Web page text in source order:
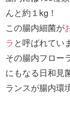
んと約１kg！
この腸内細菌が
ラ と呼ばれてい
その腸内フロー
にもなる日和見
ランスが腸内環